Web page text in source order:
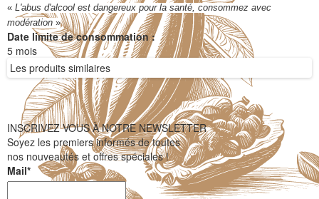
« L'abus d'alcool est dangereux pour la santé, consommez avec
modération »
Date limite de consommation :
5 mois
Les produits similaires
INSCRIVEZ VOUS À NOTRE NEWSLETTER
Soyez les premiers informés de toutes
nos nouveautés et offres spéciales !
Mail*